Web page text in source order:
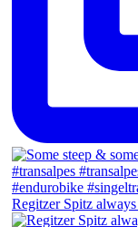
Regitzer Spitz